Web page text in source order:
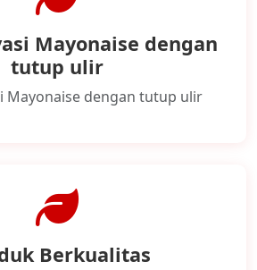
Mayonaise dengan
tutup ulir
Mayonaise dengan tutup ulir
Berkualitas